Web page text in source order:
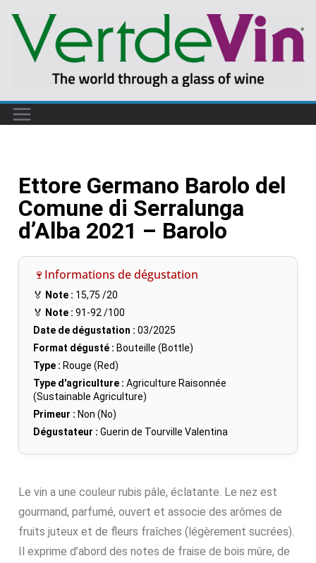
Ettore Germano Barolo del
Comune di Serralunga
d’Alba 2021 – Barolo
🍷Informations de dégustation
🏅 Note : 15,75 /20
🏅 Note : 91-92 /100
Date de dégustation : 03/2025
Format dégusté : Bouteille (Bottle)
Type : Rouge (Red)
Type d'agriculture : Agriculture Raisonnée
(Sustainable Agriculture)
Primeur : Non (No)
Dégustateur : Guerin de Tourville Valentina
Le vin a une couleur rubis pâle, éclatante. Le nez est
gourmand, parfumé, ouvert et associe des arômes de
fruits juteux et de fleurs fraîches (légèrement sucrées).
Il exprime d’abord des notes de fraise de bois mûre, de